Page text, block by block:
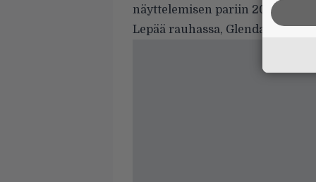
näyttelemisen pariin 2015.
Lepää rauhassa, Glenda.